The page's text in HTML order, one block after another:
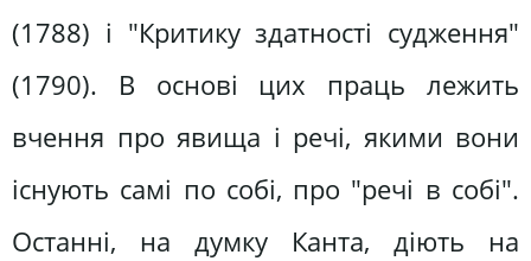
(1788) і "Критику здатності судження"
(1790). В основі цих праць лежить
вчення про явища і речі, якими вони
існують самі по собі, про "речі в собі".
Останні, на думку Канта, діють на